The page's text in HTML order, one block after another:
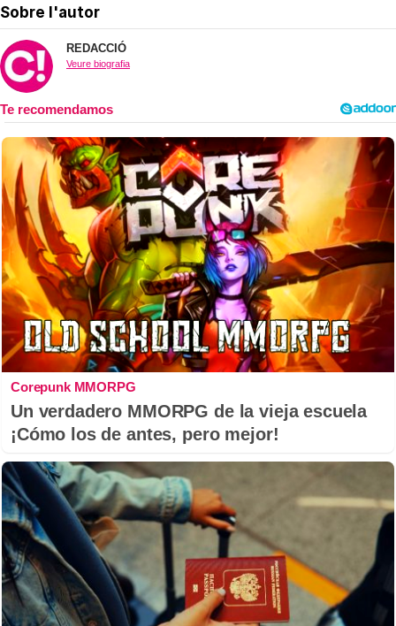
Sobre l'autor
REDACCIÓ
Veure biografia
Corepunk MMORPG
Un verdadero MMORPG de la vieja escuela
¡Cómo los de antes, pero mejor!